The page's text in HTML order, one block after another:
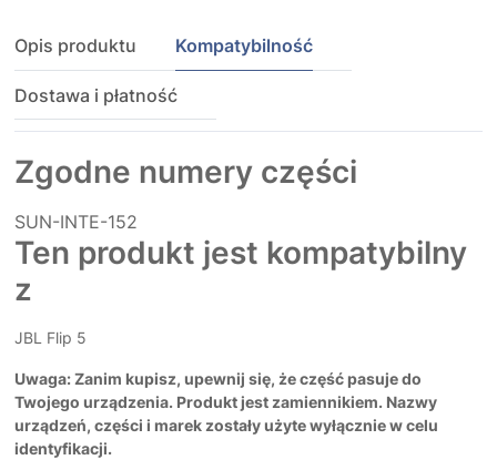
Opis produktu Kompatybilność
Dostawa i płatność
Zgodne numery części
SUN-INTE-152
Ten produkt jest kompatybilny
z
JBL Flip 5
Uwaga: Zanim kupisz, upewnij się, że część pasuje do
Twojego urządzenia. Produkt jest zamiennikiem. Nazwy
urządzeń, części i marek zostały użyte wyłącznie w celu
identyfikacji.